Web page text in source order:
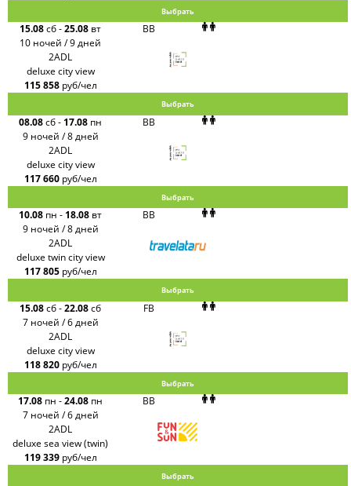
Выбрать
15.08сб-25.08 вт
10 ночей / 9 дней
BB
2ADL
deluxe city view
115 858 руб/чел
Выбрать
08.08сб- 17.08 пн
9 ночей / 8 дней
BB
2ADL
deluxe city view
117 660 руб/чел
Выбрать
10.08 пн - 18.08 вт
9 ночей / 8 дней
BB
2ADL
deluxe twin city view
117 805 руб/чел
Выбрать
15.08сб-22.08сб
7 ночей / 6 дней
FB
2ADL
deluxe city view
118 820 руб/чел
Выбрать
17.08 пн -24.08 пн
7 ночей / 6 дней
BB
2ADL
deluxe sea view (twin)
119 339 руб/чел
Выбрать